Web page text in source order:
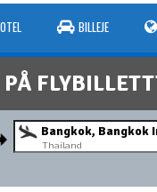
BILLEJE
Thailand